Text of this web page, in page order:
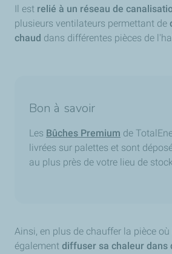
Il est relié à un réseau de
plusieurs ventilateurs permettant de
chaud dans différentes pièces de
Bon à savoir
Les Bûches Premium de
livrées sur palettes et sont
au plus près de votre lieu de
Ainsi, en plus de chauffer la pièce
également diffuser sa chaleur dans